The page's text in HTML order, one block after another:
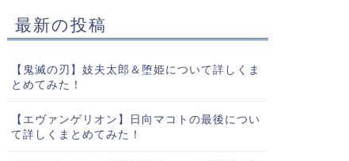
最新の投稿
【鬼滅の刃】妓夫太郎＆堕姫について詳しくま
とめてみた！
【エヴァンゲリオン】日向マコトの最後につい
て詳しくまとめてみた！